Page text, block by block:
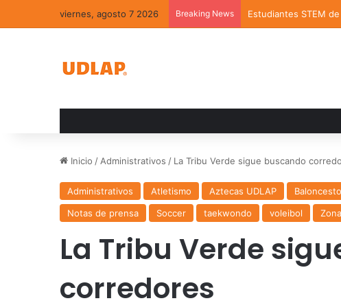
viernes, agosto 7 2026 Breaking News Estudiantes STEM
Inicio / Administrativos / La Tribu Verde sigue buscando
Administrativos Atletismo Aztecas UDLAP Baloncesto
Notas de prensa
Soccer taekwondo voleibol
La Tribu Verde
corredores